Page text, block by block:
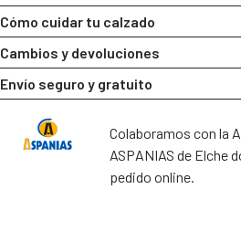
Cómo cuidar tu calzado
Cambios y devoluciones
Envío seguro y gratuito
Colaboramos con la
ASPANIAS de Elche
pedido online.